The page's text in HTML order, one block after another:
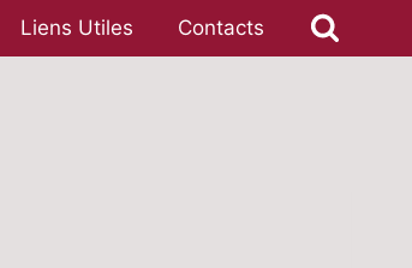
Liens Utiles Contacts